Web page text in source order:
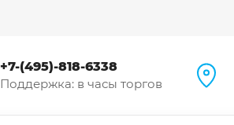
+7-(495)-818-6338
Поддержка: в часы торгов